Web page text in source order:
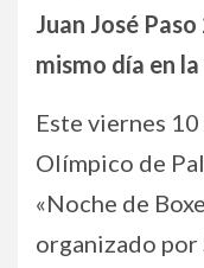
Juan José
mismo día en
Este viernes
Olímpico de
«Noche de
organizado